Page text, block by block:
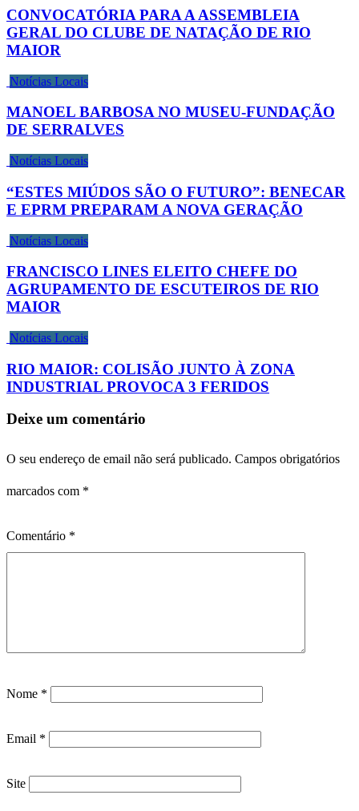
CONVOCATÓRIA PARA A ASSEMBLEIA
GERAL DO CLUBE DE NATAÇÃO DE RIO
MAIOR
Notícias Locais
MANOEL BARBOSA NO MUSEU-FUNDAÇÃO
DE SERRALVES
Notícias Locais
“ESTES MIÚDOS SÃO O FUTURO”: BENECAR
E EPRM PREPARAM A NOVA GERAÇÃO
Notícias Locais
FRANCISCO LINES ELEITO CHEFE DO
AGRUPAMENTO DE ESCUTEIROS DE RIO
MAIOR
Notícias Locais
RIO MAIOR: COLISÃO JUNTO À ZONA
INDUSTRIAL PROVOCA 3 FERIDOS
Deixe um comentário
O seu endereço de email não será publicado. Campos obrigatórios
marcados com *
Comentário *
Nome *
Email *
Site